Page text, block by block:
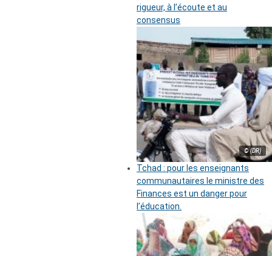
rigueur, à l’écoute et au
consensus
© (DR)
Tchad : pour les enseignants
communautaires le ministre des
Finances est un danger pour
l’éducation.